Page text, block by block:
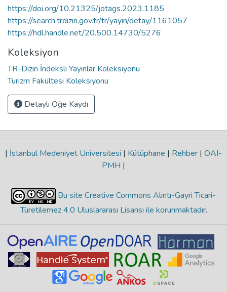
https://doi.org/10.21325/jotags.2023.1185
https://search.trdizin.gov.tr/tr/yayin/detay/1161057
https://hdl.handle.net/20.500.14730/5276
Koleksiyon
TR-Dizin İndeksli Yayınlar Koleksiyonu
Turizm Fakültesi Koleksiyonu
Detaylı Öğe Kaydı
| İstanbul Medeniyet Üniversitesi | Kütüphane | Rehber | OAI-
PMH |
Bu site Creative Commons Alıntı-Gayri Ticari-
Türetilemez 4.0 Uluslararası Lisansı ile korunmaktadır.